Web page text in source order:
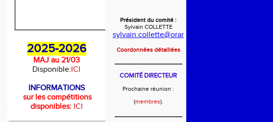
2025-2026
MAJ au 21/03
Disponible:ICI
INFORMATIONS
sur les compétitions
disponibles: ICI
Président du comité :
Sylvain COLLETTE
sylvain.collette@orange.fr
Coordonnées détaillées
_______________________
COMITÉ DIRECTEUR
Prochaine réunion :
(membres).
_______________________